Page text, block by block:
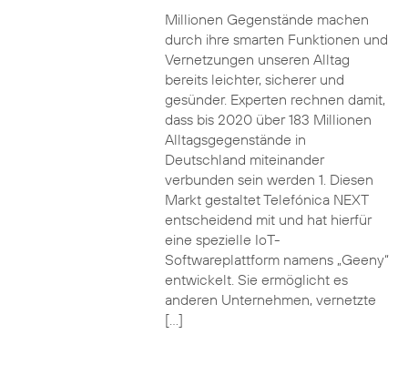
Millionen Gegenstände machen
durch ihre smarten Funktionen und
Vernetzungen unseren Alltag
bereits leichter, sicherer und
gesünder. Experten rechnen damit,
dass bis 2020 über 183 Millionen
Alltagsgegenstände in
Deutschland miteinander
verbunden sein werden 1. Diesen
Markt gestaltet Telefónica NEXT
entscheidend mit und hat hierfür
eine spezielle IoT-
Softwareplattform namens „Geeny“
entwickelt. Sie ermöglicht es
anderen Unternehmen, vernetzte
[…]